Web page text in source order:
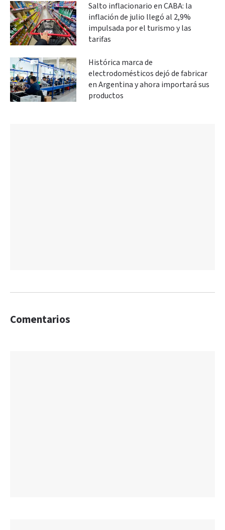
Salto inflacionario en CABA: la
inflación de julio llegó al 2,9%
impulsada por el turismo y las
tarifas
Histórica marca de
electrodomésticos dejó de fabricar
en Argentina y ahora importará sus
productos
Comentarios